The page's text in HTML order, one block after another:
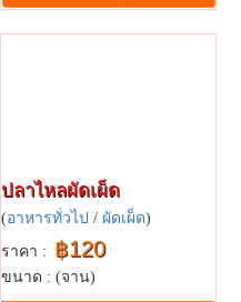
ปลาไหลผัดเผ็ด
(อาหารทั่วไป / ผัดเผ็ด)
ราคา : ฿120
ขนาด : (จาน)
...